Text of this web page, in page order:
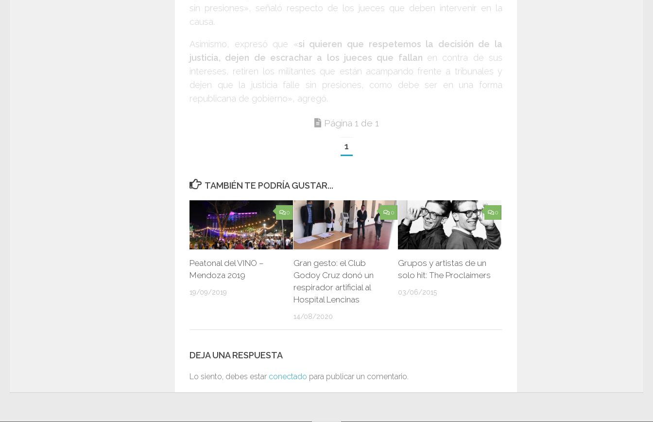
sin presiones», señaló respecto de los jueces que deben intervenir en la
causa.
Asimismo, expresó que «si quieren que respetemos la decisión de la
justicia, dejen de escrachar a los jueces que fallan en contra de sus
intereses, retiren los militantes que están acampando frente a tribunales y
dejen que la justicia falle sin presiones, como debe ser en una forma
republicana de gobierno», agregó.
Página 1 de 1
1
TAMBIÉN TE PODRÍA GUSTAR...
0
Peatonal del VINO –
Mendoza 2019
19/09/2019
0
Gran gesto: el Club
Godoy Cruz donó un
respirador artificial al
Hospital Lencinas
14/08/2020
0
Grupos y artistas de un
solo hit: The Proclaimers
03/06/2015
DEJA UNA RESPUESTA
Lo siento, debes estar conectado para publicar un comentario.